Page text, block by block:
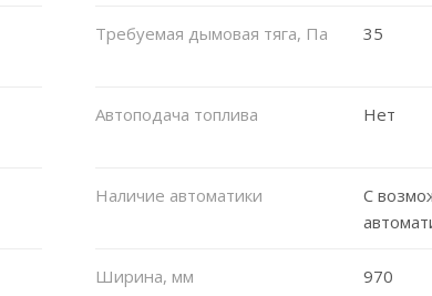
Требуемая дымовая тяга, Па 35
Автоподача топлива Нет
Наличие автоматики
С
Ширина, мм 970